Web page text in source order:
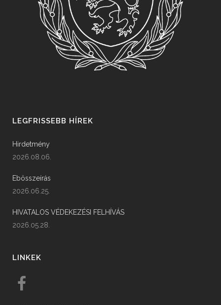
LEGFRISSEBB HÍREK
Hirdetmény
2026.08.06.
Ebösszeírás
2026.06.25.
HIVATALOS VÉDEKEZÉSI FELHÍVÁS
2026.05.28.
LINKEK